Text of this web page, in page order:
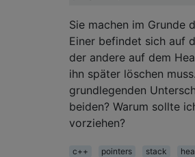
Sie machen im Grunde
Einer befindet sich auf
der andere auf dem
ihn später löschen
grundlegenden
beiden? Warum sollte
vorziehen?
c++ pointers stack